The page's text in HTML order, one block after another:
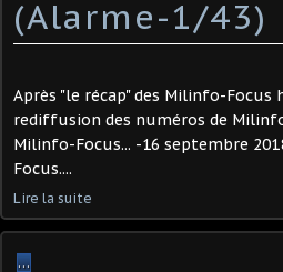
(Alarme-1/43)
Après "le récap" des Milinfo-
rediffusion des numéros de
Milinfo-Focus... -16 septembre
Focus....
Lire la suite
…